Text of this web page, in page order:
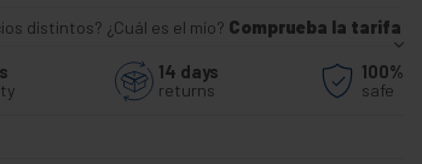
distintos? ¿Cuál es el mío? Comprueba la tarifa
14 days
returns
100%
safe